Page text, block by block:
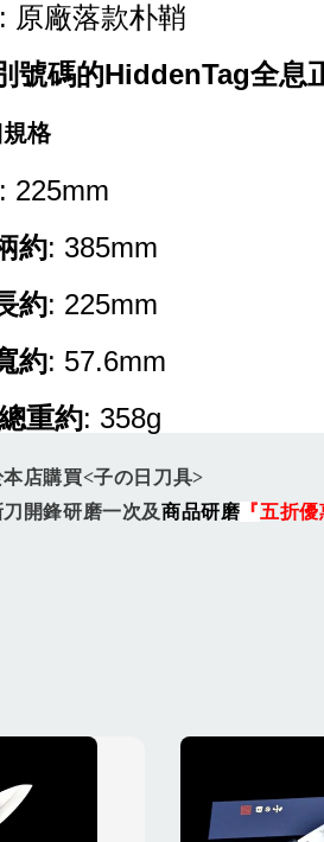
: 原廠落款朴鞘
號碼的HiddenTag全息
格
: 225mm
約: 385mm
約: 225mm
約: 57.6mm
重約: 358g
本店購買<子の日刀具>
刀開鋒研磨一次及商品研磨 『五折優